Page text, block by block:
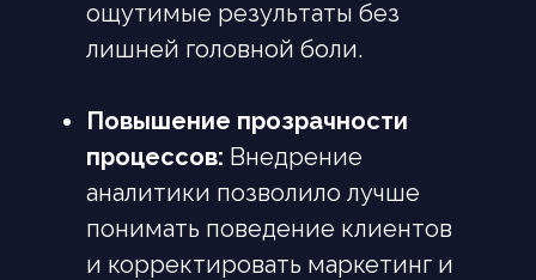
Повышение прозрачности
процессов:
ощутимые результаты без
лишней головной боли.
Повышение прозрачности
процессов: Внедрение
аналитики позволило лучше
понимать поведение клиентов
и корректировать маркетинг и
Заполните форму и получите решение
от нашей команды